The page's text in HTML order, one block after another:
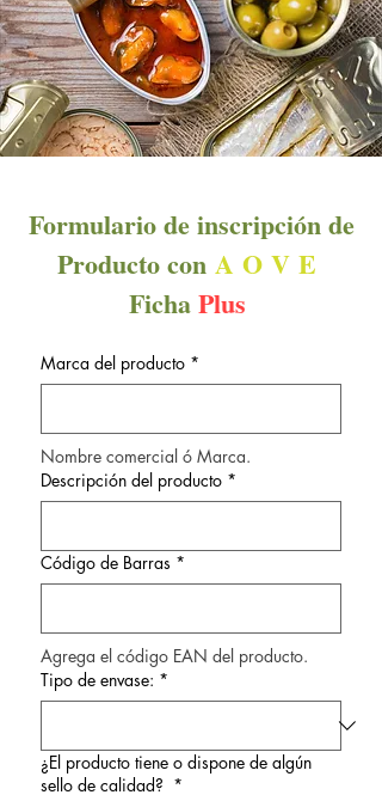
Formulario de inscripción de
Producto con A O V E
FichaPlus
Marca del producto *
Nombre comercial ó Marca.
Descripción del producto *
Código de Barras *
Agrega el código EAN del producto.
Tipo de envase: *
¿El producto tiene o dispone de algún
sello de calidad? *